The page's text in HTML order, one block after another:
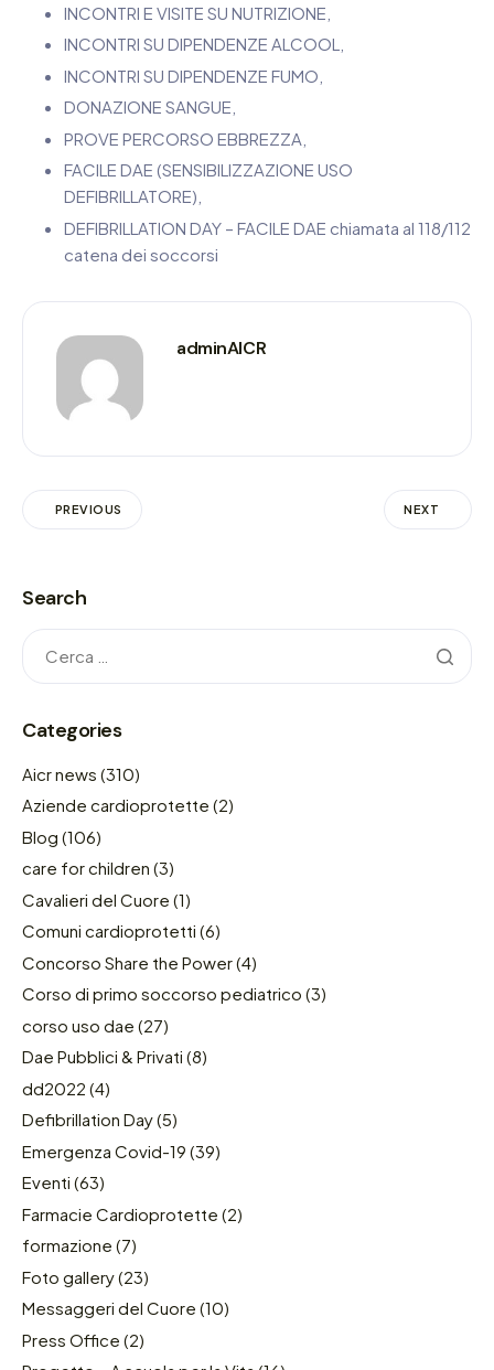
INCONTRI E VISITE SU NUTRIZIONE,
INCONTRI SU DIPENDENZE ALCOOL,
INCONTRI SU DIPENDENZE FUMO,
DONAZIONE SANGUE,
PROVE PERCORSO EBBREZZA,
FACILE DAE (SENSIBILIZZAZIONE USO
DEFIBRILLATORE),
DEFIBRILLATION DAY – FACILE DAE chiamata al 118/112
catena dei soccorsi
adminAICR
PREVIOUS NEXT
Search
Categories
Aicr news (310)
Aziende cardioprotette (2)
Blog (106)
care for children (3)
Cavalieri del Cuore (1)
Comuni cardioprotetti (6)
Concorso Share the Power(4)
Corso di primo soccorso pediatrico (3)
corso uso dae (27)
Dae Pubblici & Privati (8)
dd2022 (4)
Defibrillation Day(5)
Emergenza Covid-19 (39)
Eventi (63)
Farmacie Cardioprotette (2)
formazione (7)
Foto gallery(23)
Messaggeri del Cuore (10)
Press Office (2)